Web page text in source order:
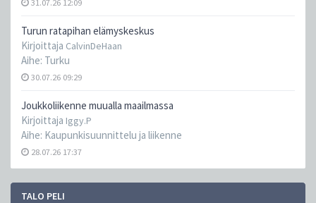
Turun ratapihan elämyskeskus
Kirjoittaja CalvinDeHaan
Aihe: Turku
30.07.26 09:29
Joukkoliikenne muualla maailmassa
Kirjoittaja Iggy.P
Aihe: Kaupunkisuunnittelu ja liikenne
28.07.26 17:37
TALO PELI